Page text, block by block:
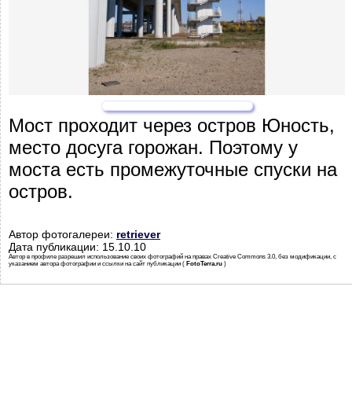
Мост проходит через остров Юность,
место досуга горожан. Поэтому у
моста есть промежуточные спуски на
остров.
Автор фотогалереи: retriever
Дата публикации: 15.10.10
Автор в профиле разрешил использование своих фотографий на правах Creative Commons 3.0, без модификации, с
указанием автора фотографии и ссылки на сайт публикации ( FotoTerra.ru )